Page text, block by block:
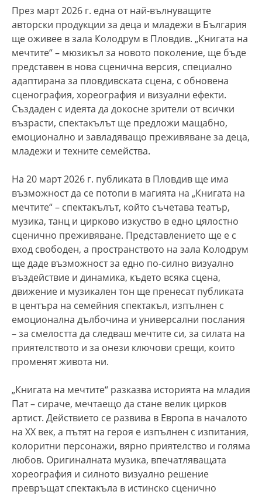
През март 2026 г. една от най-вълнуващите
авторски продукции за деца и младежи в България
ще оживее в зала Колодрум в Пловдив. „Книгата на
мечтите“ – мюзикъл за новото поколение, ще бъде
представен в нова сценична версия, специално
адаптирана за пловдивската сцена, с обновена
сценография, хореография и визуални ефекти.
Създаден с идеята да докосне зрители от всички
възрасти, спектакълът ще предложи мащабно,
емоционално и завладяващо преживяване за деца,
младежи и техните семейства.
На 20 март 2026 г. публиката в Пловдив ще има
възможност да се потопи в магията на „Книгата на
мечтите“ – спектакълът, който съчетава театър,
музика, танц и цирково изкуство в едно цялостно
сценично преживяване. Представлението ще е с
вход свободен, а пространството на зала Колодрум
ще даде възможност за едно по-силно визуално
въздействие и динамика, където всяка сцена,
движение и музикален тон ще пренесат публиката
в центъра на семейния спектакъл, изпълнен с
емоционална дълбочина и универсални послания
– за смелостта да следваш мечтите си, за силата на
приятелството и за онези ключови срещи, които
променят живота ни.
„Книгата на мечтите“ разказва историята на младия
Пат – сираче, мечтаещо да стане велик цирков
артист. Действието се развива в Европа в началото
на ХХ век, а пътят на героя е изпълнен с изпитания,
колоритни персонажи, вярно приятелство и голяма
любов. Оригиналната музика, впечатляващата
хореография и силното визуално решение
превръщат спектакъла в истинско сценично